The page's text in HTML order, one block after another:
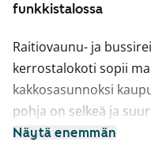
funkkistalossa
Raitiovaunu- ja
kerrostalokoti sopii
kakkosasunnoksi
pohja on selkeä ja
valoisan.
Näytä enemmän